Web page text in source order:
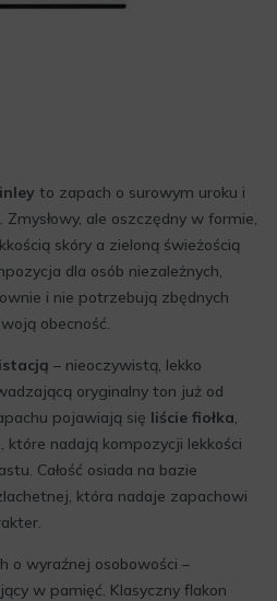
to zapach o surowym uroku i
Zmysłowy, ale oszczędny w formie,
skóry a zieloną świeżością
dla osób niezależnych,
i nie potrzebują zbędnych
obecność.
– nieoczywistą, lekko
oryginalny ton już od
pojawiają się liście fiołka,
które nadają kompozycji lekkości
Całość osiada na bazie
która nadaje zapachowi
o wyraźnej osobowości –
w pamięć. Klasyczny flakon